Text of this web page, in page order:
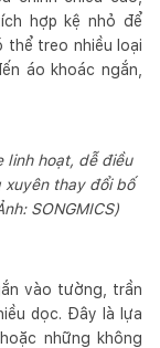
hợp kệ nhỏ để
thể treo nhiều loại
áo khoác ngắn,
linh hoạt, dễ điều
thay đổi bố
SONGMICS)
vào tường, trần
dọc. Đây là lựa
những không